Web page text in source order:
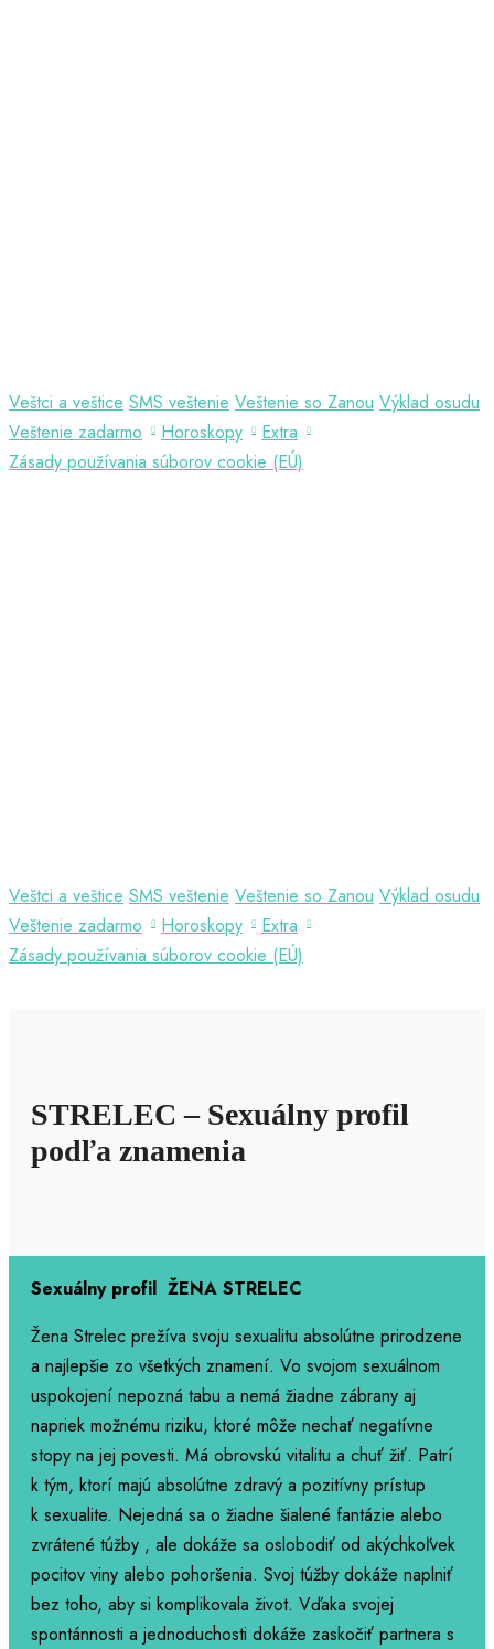
Veštci a veštice SMS veštenie Veštenie so Zanou Výklad osudu
Veštenie zadarmo
Horoskopy
Extra
Zásady používania súborov cookie (EÚ)
Veštci a veštice SMS veštenie Veštenie so Zanou Výklad osudu
Veštenie zadarmo
Horoskopy
Extra
Zásady používania súborov cookie (EÚ)
STRELEC – Sexuálny profil
podľa znamenia
Sexuálny profil ŽENA STRELEC
Žena Strelec prežíva svoju sexualitu absolútne prirodzene
a najlepšie zo všetkých znamení. Vo svojom sexuálnom
uspokojení nepozná tabu a nemá žiadne zábrany aj
napriek možnému riziku, ktoré môže nechať negatívne
stopy na jej povesti. Má obrovskú vitalitu a chuť žiť. Patrí
k tým, ktorí majú absolútne zdravý a pozitívny prístup
k sexualite. Nejedná sa o žiadne šialené fantázie alebo
zvrátené túžby , ale dokáže sa oslobodiť od akýchkoľvek
pocitov viny alebo pohoršenia. Svoj túžby dokáže naplniť
bez toho, aby si komplikovala život. Vďaka svojej
spontánnosti a jednoduchosti dokáže zaskočiť partnera s